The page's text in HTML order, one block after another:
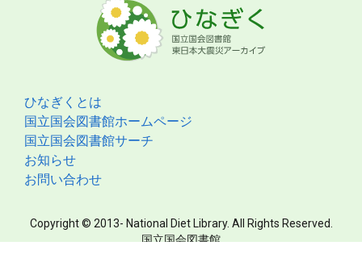
ひなぎくとは
国立国会図書館ホームページ
国立国会図書館サーチ
お知らせ
お問い合わせ
Copyright © 2013- National Diet Library. All Rights Reserved.